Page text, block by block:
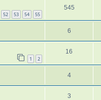
52 53 54 55
545
6
1 2
16
4
3